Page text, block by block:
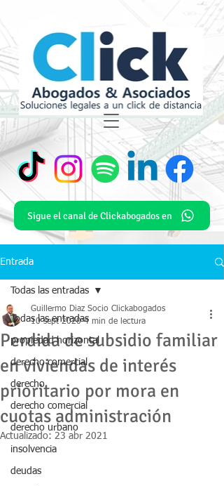
Sigue el canal de Clickabogados en
Entrada
Todas las entradas
propiedad horizontal
derecho comercial
derecho
derecho comercial
derecho urbano
insolvencia
deudas
Todas las entradas
Perdida de subsidio familiar
en viviendas de interés
prioritario por mora en
cuotas administración
Guillermo Diaz Socio Clickabogados
10 sept 2020 4 min de lectura
Actualizado: 23 abr 2021